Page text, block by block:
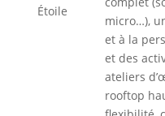
Étoile
micro…),
et à la
et des
ateliers
rooftop